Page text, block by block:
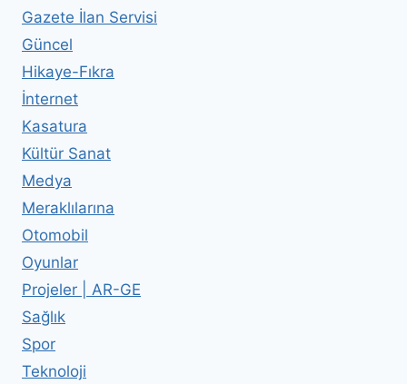
Gazete İlan Servisi
Güncel
Hikaye-Fıkra
İnternet
Kasatura
Kültür Sanat
Medya
Meraklılarına
Otomobil
Oyunlar
Projeler | AR-GE
Sağlık
Spor
Teknoloji